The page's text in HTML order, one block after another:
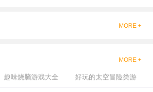
MORE +
MORE +
趣味烧脑游戏大全 好玩的太空冒险类游